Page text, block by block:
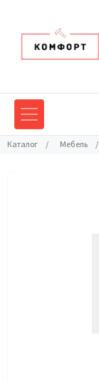
Каталог / Мебель /